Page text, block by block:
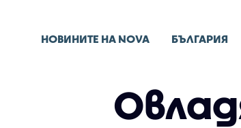
НОВИНИТЕ НА NOVA БЪЛГАРИЯ